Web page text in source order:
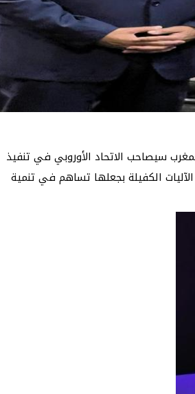
سيصاحب الاتحاد الأوروبي في تنفيذ
الآليات الكفيلة بجعلها تساهم في تنمية